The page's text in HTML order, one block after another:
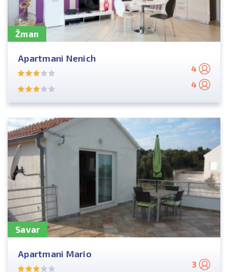
Žman
Apartmani Nenich
4
4
Savar
Apartmani Mario
3